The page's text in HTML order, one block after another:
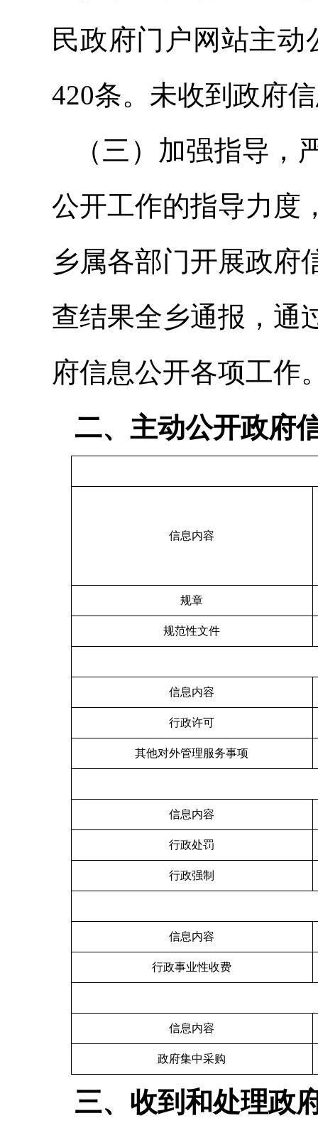
民政府门户网站主
420条。未收到政府
（三）加强指导
公开工作的指导力度
乡属各部门开展政府
查结果全乡通报，通
府信息公开各项工作
二、主动公开政府
信息内容
规章
规范性文件
信息内容
行政许可
其他对外管理服务事项
信息内容
行政处罚
行政强制
信息内容
行政事业性收费
信息内容
政府集中采购
三、收到和处理政